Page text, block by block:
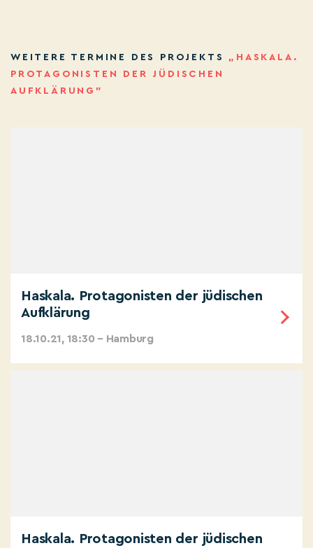
WEITERE TERMINE DES PROJEKTS „HASKALA.
PROTAGONISTEN DER JÜDISCHEN
AUFKLÄRUNG”
Haskala. Protagonisten der jüdischen
Aufklärung
18.10.21, 18:30 – Hamburg
Haskala. Protagonisten der jüdischen